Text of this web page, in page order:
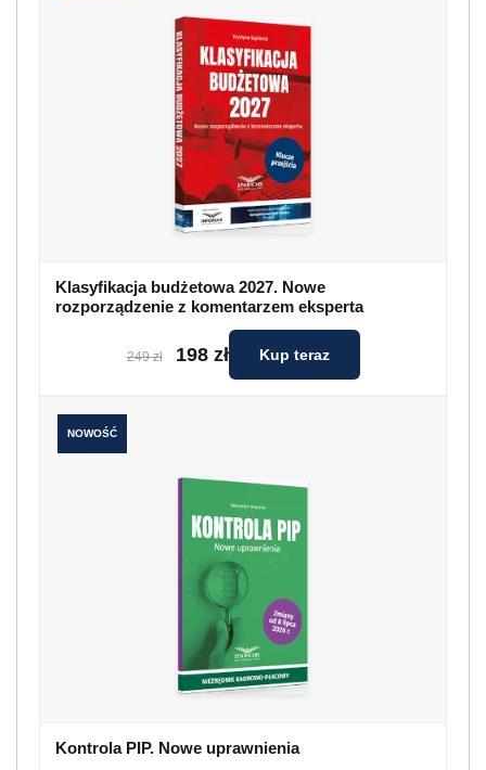
Klasyfikacja budżetowa 2027. Nowe
rozporządzenie z komentarzem eksperta
249 zł 198 zł Kup teraz
NOWOŚĆ
Kontrola PIP. Nowe uprawnienia